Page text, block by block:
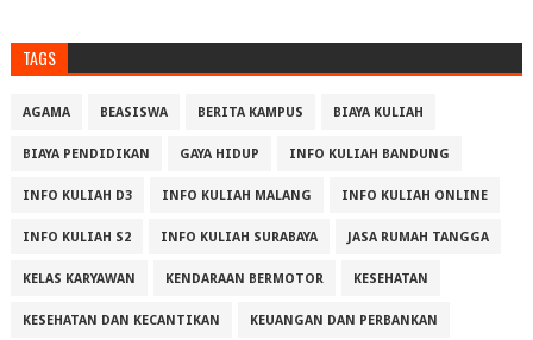
TAGS
AGAMA BEASISWA BERITA KAMPUS BIAYA KULIAH
BIAYA PENDIDIKAN GAYA HIDUP INFO KULIAH BANDUNG
INFO KULIAH D3 INFO KULIAH MALANG INFO KULIAH ONLINE
INFO KULIAH S2 INFO KULIAH SURABAYA JASA RUMAH TANGGA
KELAS KARYAWAN KENDARAAN BERMOTOR KESEHATAN
KESEHATAN DAN KECANTIKAN KEUANGAN DAN PERBANKAN